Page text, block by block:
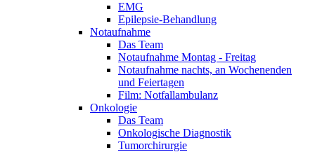
EMG
Epilepsie-Behandlung
Notaufnahme
Das Team
Notaufnahme Montag - Freitag
Notaufnahme nachts, an Wochenenden
und Feiertagen
Film: Notfallambulanz
Onkologie
Das Team
Onkologische Diagnostik
Tumorchirurgie